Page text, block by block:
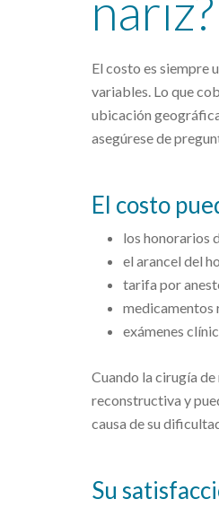
El costo es siempre
variables. Lo que
ubicación
asegúrese de
El costo
los honorarios
el arancel del
tarifa por
medicamentos
exámenes
Cuando la cirugía
reconstructiva y
causa de su
Su